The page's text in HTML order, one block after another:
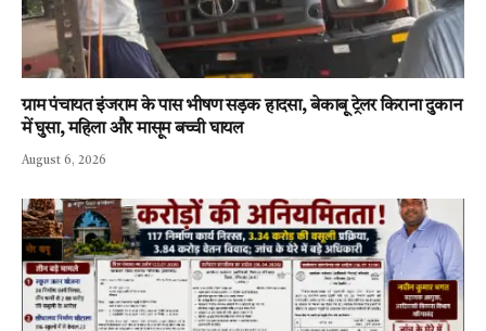
ग्राम पंचायत इंजराम के पास भीषण सड़क हादसा, बेकाबू ट्रेलर किराना दुकान
में घुसा, महिला और मासूम बच्ची घायल
August 6, 2026